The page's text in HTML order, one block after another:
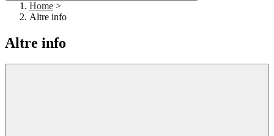
Home >
Altre info
Altre info